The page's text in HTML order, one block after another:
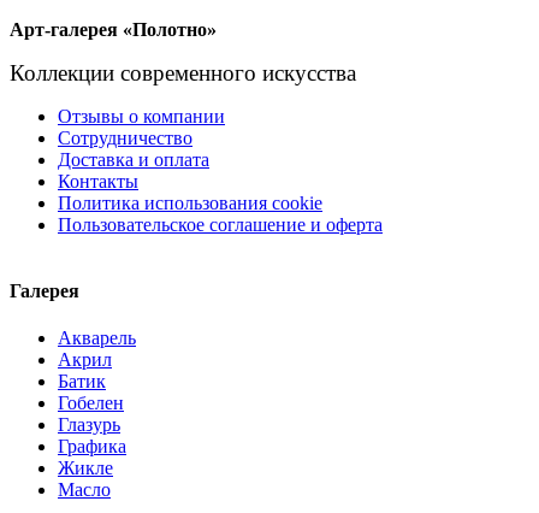
Арт-галерея «Полотно»
Коллекции современного искусства
Отзывы о компании
Сотрудничество
Доставка и оплата
Контакты
Политика использования cookie
Пользовательское соглашение и оферта
Галерея
Акварель
Акрил
Батик
Гобелен
Глазурь
Графика
Жикле
Масло